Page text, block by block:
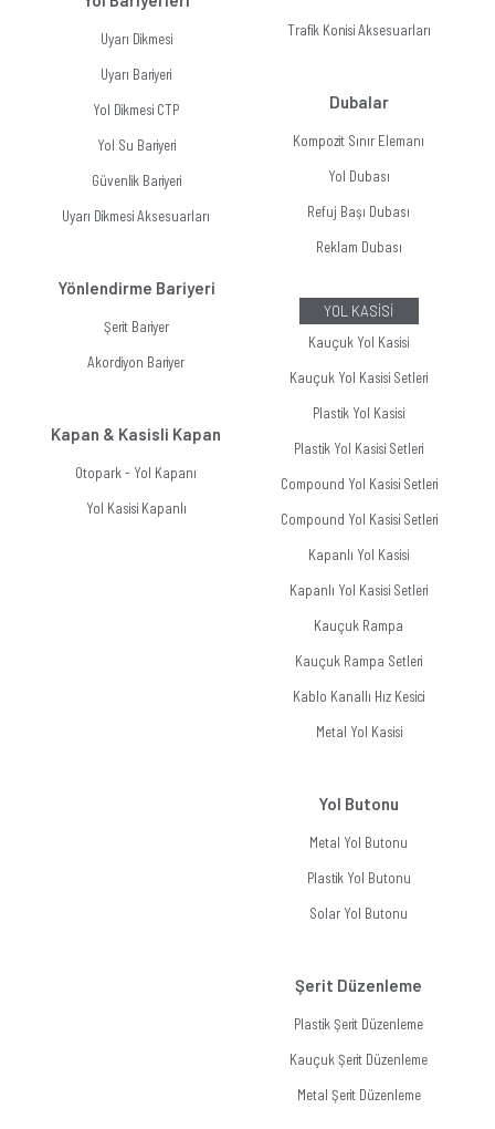
Uyarı Dikmesi
Uyarı Bariyeri
Yol Dikmesi CTP
Yol Su Bariyeri
Güvenlik Bariyeri
Uyarı Dikmesi Aksesuarları
Yönlendirme Bariyeri
Şerit Bariyer
Akordiyon Bariyer
Kapan & Kasisli Kapan
Otopark - Yol Kapanı
Yol Kasisi Kapanlı
Trafik Konisi Aksesuarları
Dubalar
Kompozit Sınır Elemanı
Yol Dubası
Refuj Başı Dubası
Reklam Dubası
YOL KASİSİ
Kauçuk Yol Kasisi
Kauçuk Yol Kasisi Setleri
Plastik Yol Kasisi
Plastik Yol Kasisi Setleri
Compound Yol Kasisi Setleri
Compound Yol Kasisi Setleri
Kapanlı Yol Kasisi
Kapanlı Yol Kasisi Setleri
Kauçuk Rampa
Kauçuk Rampa Setleri
Kablo Kanallı Hız Kesici
Metal Yol Kasisi
Yol Butonu
Metal Yol Butonu
Plastik Yol Butonu
Solar Yol Butonu
Şerit Düzenleme
Plastik Şerit Düzenleme
Kauçuk Şerit Düzenleme
Metal Şerit Düzenleme